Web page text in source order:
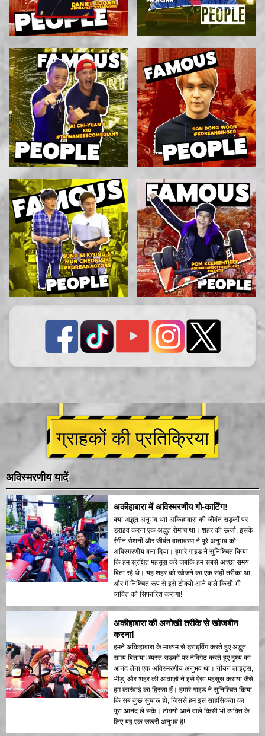
ग्राहकों की प्रतिक्रिया
अविस्मरणीय यादें
अकीहाबारा में अविस्मरणीय गो-कार्टिंग!
क्या अद्भुत अनुभव था! अकिहाबारा की जीवंत सड़कों पर
ड्राइव करना एक अद्भुत रोमांच था। शहर की ऊर्जा, इसके
रंगीन रोशनी और जीवंत वातावरण ने पूरे अनुभव को
अविस्मरणीय बना दिया। हमारे गाइड ने सुनिश्चित किया
कि हम सुरक्षित महसूस करें जबकि हम सबसे अच्छा समय
बिता रहे थे। यह शहर को खोजने का एक सही तरीका था,
और मैं निश्चित रूप से इसे टोक्यो आने वाले किसी भी
व्यक्ति को सिफारिश करूंगा!
अकीहाबारा की अनोखी तरीके से खोजबीन
करना!
हमने अकिहाबारा के माध्यम से ड्राइविंग करते हुए अद्भुत
समय बिताया! व्यस्त सड़कों पर नेविगेट करते हुए दृश्य का
आनंद लेना एक अविस्मरणीय अनुभव था। नीयन लाइट्स,
भीड़, और शहर की आवाज़ों ने इसे ऐसा महसूस कराया जैसे
हम कार्रवाई का हिस्सा हैं। हमारे गाइड ने सुनिश्चित किया
कि सब कुछ सुचारू हो, जिससे हम इस साहसिकता का
पूरा आनंद ले सकें। टोक्यो आने वाले किसी भी व्यक्ति के
लिए यह एक जरूरी अनुभव है!